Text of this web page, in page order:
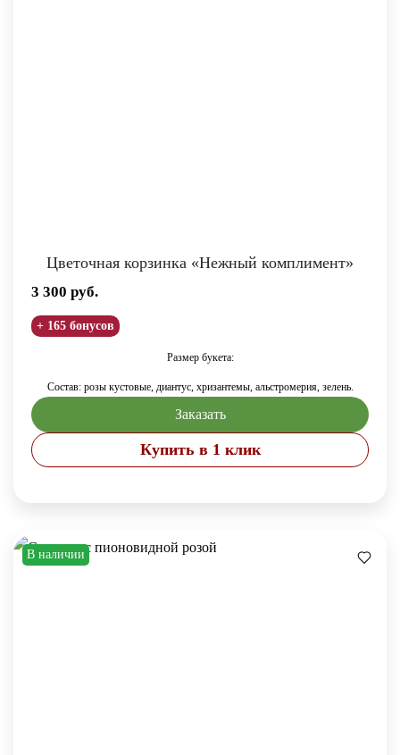
Цветочная корзинка «Нежный комплимент»
3 300 руб.
+ 165 бонусов
Размер букета:
Состав: розы кустовые, диантус, хризантемы, альстромерия, зелень.
Заказать
Купить в 1 клик
В наличии